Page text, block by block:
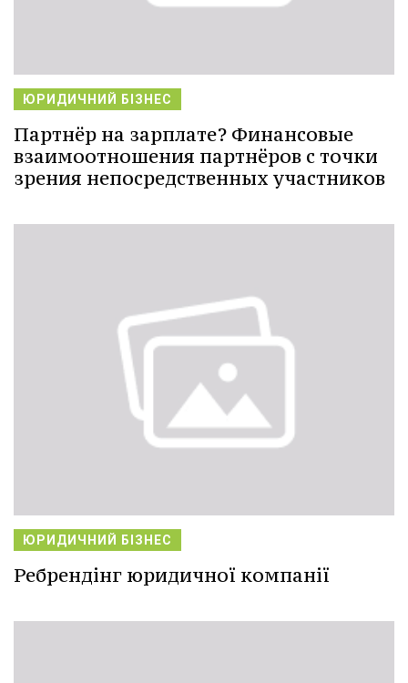
ЮРИДИЧНИЙ БІЗНЕС
Партнёр на зарплате? Финансовые
взаимоотношения партнёров с точки
зрения непосредственных участников
ЮРИДИЧНИЙ БІЗНЕС
Ребрендінг юридичної компанії